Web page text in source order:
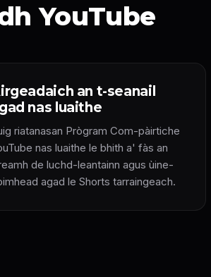
YouTube
an t-seanail
nas luaithe
riatanasan Prògram Com-pàirtiche
nas luaithe le bhith a' fàs an
de luchd-leantainn agus ùine-
agad le Shorts tarraingeach.